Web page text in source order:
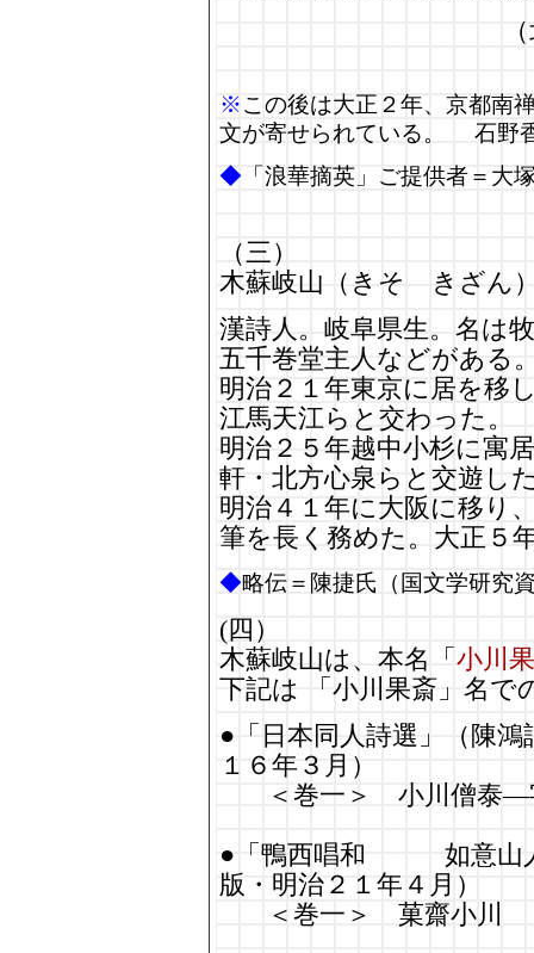
※この後は大正２年、京都南
文が寄せられている。 石野
◆ 「浪華摘英」ご提供者＝大
（三）
木蘇岐山（きそ きざん
漢詩人。岐阜県生。名は
五千巻堂主人などがある
明治２１年東京に居を移
江馬天江らと交わった。
明治２５年越中小杉に寓
軒・北方心泉らと交遊し
明治４１年に大阪に移り
筆を長く務めた。大正５
◆略伝＝陳捷氏（国文学研究
(四）
木蘇岐山は、本名「 小川
下記は 「小川果斎」名で
●「日本同人詩選」（陳
１６年３月）
＜巻一＞ 小川僧
●「鴨西唱和 如意山人
版・明治２１年４月）
＜巻一＞ 菓齋小